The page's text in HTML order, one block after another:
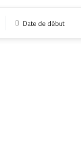
Date de début